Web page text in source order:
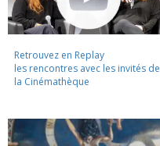
Retrouvez en Replay
les rencontres avec les invités de
la Cinémathèque